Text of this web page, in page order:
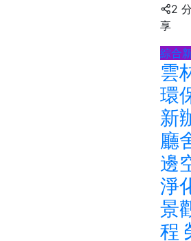
2
享
綜合
雲
環
新
廳
邊
淨
景
程